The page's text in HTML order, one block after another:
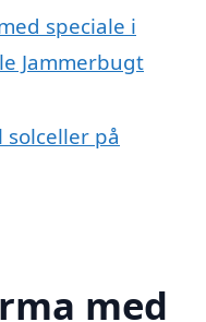
speciale i
Jammerbugt
på
med